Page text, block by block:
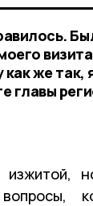
как же
главы